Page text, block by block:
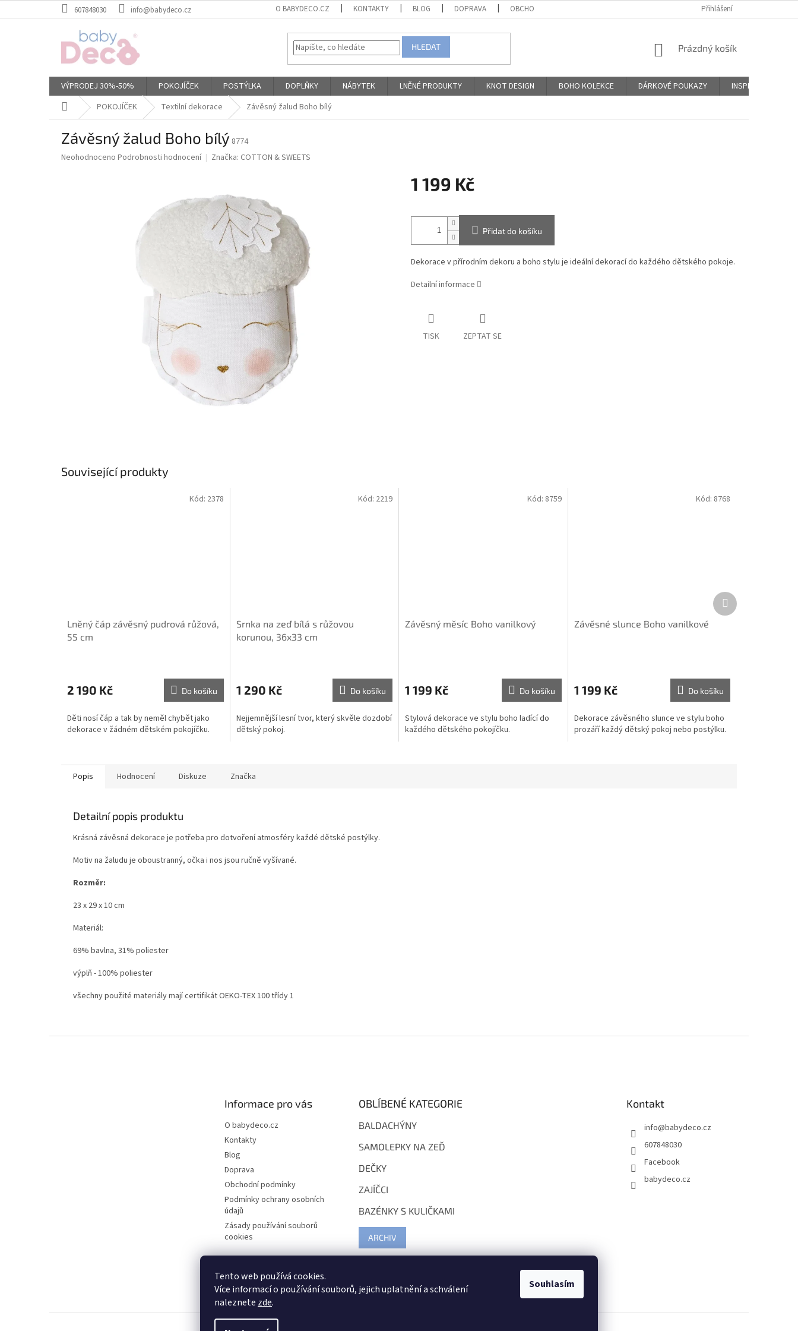
Tento web používá cookies.
Více informací o používání souborů, jejich uplatnění a schválení
naleznete zde.
Souhlasím
na
607848030 info@babydeco.cz O BABYDECO.CZ KONTAKTY BLOG DOPRAVA OBCHODNÍ PODMÍNKY PODMÍNKY OCHRANY OSOBNÍCH ÚDAJŮ
Přihlášení
HLEDAT
NÁKUPNÍ
Prázdný košík
VÝPRODEJ 30%-50% POKOJÍČEK POSTÝLKA DOPLŇKY NÁBYTEK LNĚNÉ PRODUKTY KNOT DESIGN BOHO KOLEKCE DÁRKOVÉ POUKAZY INSPIRACE
Domů POKOJÍČEK Textilní dekorace Závěsný žalud Boho bílý
Závěsný žalud Boho bílý 8774
Průměrné
Neohodnoceno Podrobnosti hodnocení Značka: COTTON & SWEETS
1 199 Kč
cena:
Přidat do košíku
Dekorace v přírodním dekoru a boho stylu je ideální dekorací do každého dětského pokoje.
Detailní informace
TISK ZEPTAT SE
Související produkty
Lněný čáp závěsný pudrová růžová,
55 cm
produktu
je
z
5
2 190 Kč Do košíku
Děti nosí čáp a tak by neměl chybět jako
dekorace v žádném dětském pokojíčku.
Kód: 2378
Srnka na zeď bílá s růžovou
korunou, 36x33 cm
1 290 Kč Do košíku
Nejjemnější lesní tvor, který skvěle dozdobí
dětský pokoj.
Kód: 2219
Závěsný měsíc Boho vanilkový
1 199 Kč Do košíku
Stylová dekorace ve stylu boho ladící do
každého dětského pokojíčku.
Kód: 8759
Závěsné slunce Boho vanilkové
1 199 Kč Do košíku
Dekorace závěsného slunce ve stylu boho
prozáří každý dětský pokoj nebo postýlku.
Kód: 8768
Další
produkt
Popis Hodnocení Diskuze Značka
Detailní popis produktu
Krásná závěsná dekorace je potřeba pro dotvoření atmosféry každé dětské postýlky.
Motiv na žaludu je oboustranný, očka i nos jsou ručně vyšívané.
Rozměr:
23 x 29 x 10 cm
Materiál:
69% bavlna, 31% poliester
výplň - 100% poliester
všechny použité materiály mají certifikát OEKO-TEX 100 třídy 1
Informace pro vás
O babydeco.cz
Kontakty
Blog
Doprava
Obchodní podmínky
Podmínky ochrany osobních
údajů
Zásady používání souborů
cookies
OBLÍBENÉ KATEGORIE
BALDACHÝNY
SAMOLEPKY NA ZEĎ
DEČKY
ZAJÍČCI
BAZÉNKY S KULIČKAMI
ARCHIV
Kontakt
info@babydeco.cz
607848030
Facebook
babydeco.cz